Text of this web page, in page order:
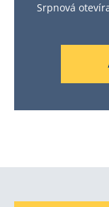
Srpnová